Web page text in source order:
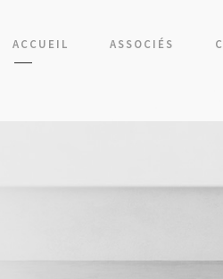
ACCUEIL ASSOCIÉS